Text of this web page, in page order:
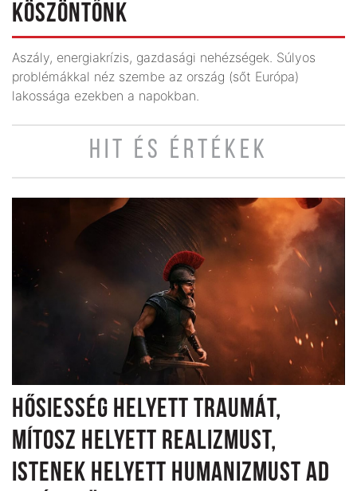
KÖSZÖNTŐNK
Aszály, energiakrízis, gazdasági nehézségek. Súlyos
problémákkal néz szembe az ország (sőt Európa)
lakossága ezekben a napokban.
HIT ÉS ÉRTÉKEK
HŐSIESSÉG HELYETT TRAUMÁT,
MÍTOSZ HELYETT REALIZMUST,
ISTENEK HELYETT HUMANIZMUST AD